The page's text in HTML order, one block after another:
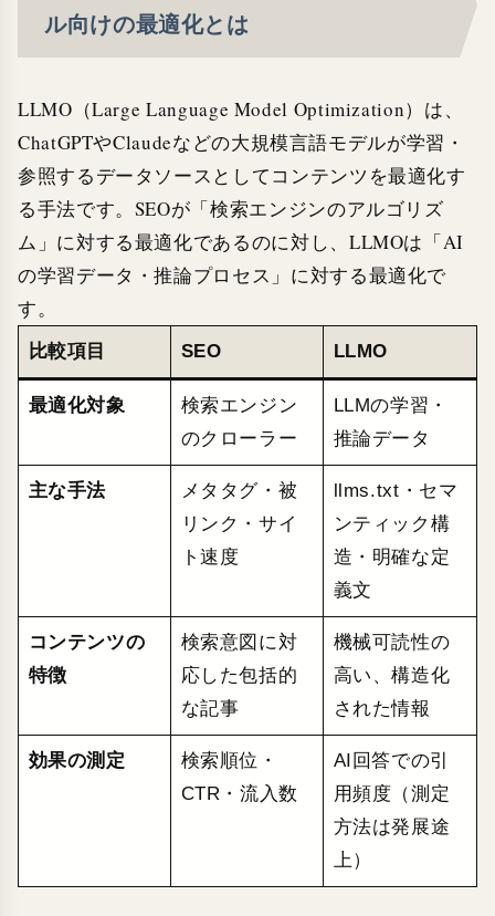
ル向けの最適化とは
LLMO（Large Language Model Optimization）は、
ChatGPTやClaudeなどの大規模言語モデルが学習・
参照するデータソースとしてコンテンツを最適化す
る手法です。SEOが「検索エンジンのアルゴリズ
ム」に対する最適化であるのに対し、LLMOは「AI
の学習データ・推論プロセス」に対する最適化で
す。
比較項目 SEO LLMO
最適化対象
検索エンジン
のクローラー
LLMの学習・
推論データ
主な手法
メタタグ・被
リンク・サイ
ト速度
llms.txt・セマ
ンティック構
造・明確な定
義文
コンテンツの
特徴
検索意図に対
応した包括的
な記事
機械可読性の
高い、構造化
された情報
効果の測定
検索順位・
CTR・流入数
AI回答での引
用頻度（測定
方法は発展途
上）